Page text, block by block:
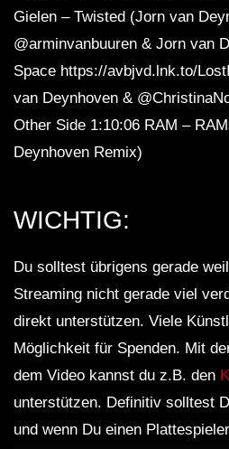
Gielen – Twisted (Jorn van
@arminvanbuuren & Jorn van
Space https://avbjvd.lnk.to/
van Deynhoven &
Other Side 1:10:06 RAM –
Deynhoven Remix)
WICHTIG:
Du solltest übrigens gerade
Streaming nicht gerade viel
direkt unterstützen. Viele
Möglichkeit für Spenden. Mit
dem Video kannst du z.B. den
unterstützen. Definitiv solltest
und wenn Du einen